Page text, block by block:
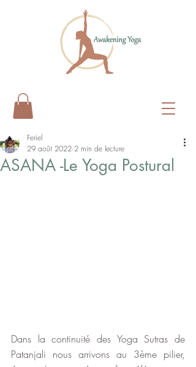
ASANA -Le Yoga Postural
Feriel
29 août 2022 2 min de lecture
Dans la continuité des Yoga Sutras de
Patanjali nous arrivons au 3ème pilier,